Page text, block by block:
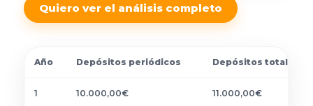
Quiero ver el análisis completo
Año Depósitos periódicos Depósitos totales
1 10.000,00€ 11.000,00€